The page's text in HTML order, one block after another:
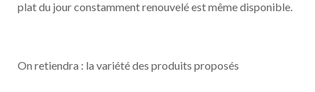
plat du jour constamment renouvelé est même disponible.
On retiendra : la variété des produits proposés